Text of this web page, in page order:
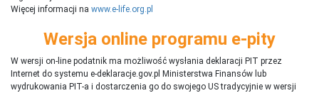
Więcej informacji na www.e-life.org.pl
Wersja online programu e-pity
W wersji on-line podatnik ma możliwość wysłania deklaracji PIT przez
Internet do systemu e-deklaracje.gov.pl Ministerstwa Finansów lub
wydrukowania PIT-a i dostarczenia go do swojego US tradycyjnie w wersji